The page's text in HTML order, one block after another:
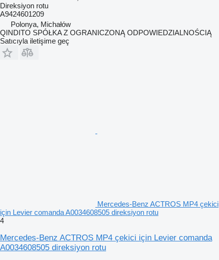
Direksiyon rotu
A9424601209
Polonya, Michałów
QINDITO SPÓŁKA Z OGRANICZONĄ ODPOWIEDZIALNOŚCIĄ
Satıcıyla iletişime geç
Mercedes-Benz ACTROS MP4 çekici
için Levier comanda A0034608505 direksiyon rotu
4
Mercedes-Benz ACTROS MP4 çekici için Levier comanda
A0034608505 direksiyon rotu